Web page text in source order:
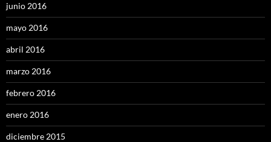
junio 2016
mayo 2016
abril 2016
marzo 2016
febrero 2016
enero 2016
diciembre 2015